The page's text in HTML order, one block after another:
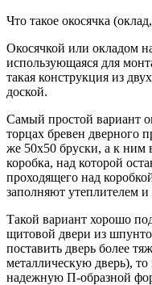
Что такое окосячка
Окосячкой или окладом
использующаяся для
такая конструкция из
доской.
Самый простой вариант
торцах бревен дверного
же 50х50 бруски, а к ним
коробка, над которой
проходящего над
заполняют утеплителем
Такой вариант хорошо
щитовой двери из
поставить дверь более
металлическую дверь), то
надежную П-образной